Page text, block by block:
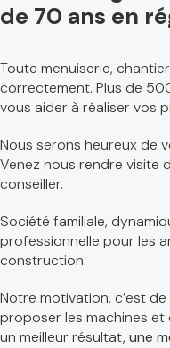
de 70 ans en
Toute menuiserie,
correctement. Plus de
vous aider à réaliser vos
Nous serons heureux de
Venez nous rendre visite
conseiller.
Société familiale,
professionnelle pour les
construction.
Notre motivation, c’est
proposer les machines
un meilleur résultat, une